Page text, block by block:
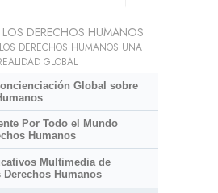
DERECHOS HUMANOS
DERECHOS HUMANOS UNA
GLOBAL
Global sobre
Por Todo el Mundo
Humanos
Multimedia de
Humanos